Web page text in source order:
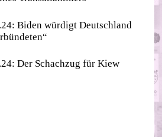
Biden würdigt Deutschland
Der Schachzug für Kiew